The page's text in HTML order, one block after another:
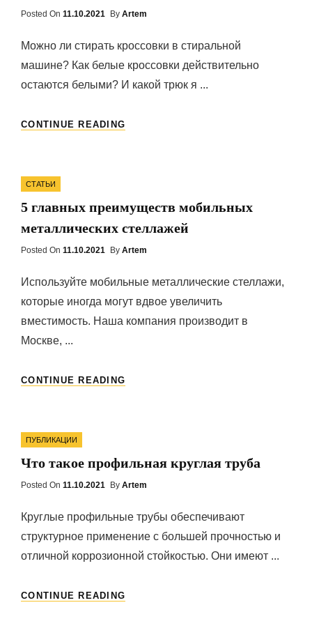
Posted On Posted
11.10.2021 By Artem
Можно ли стирать кроссовки в стиральной
машине? Как белые кроссовки действительно
остаются белыми? И какой трюк я ...
CONTINUE READING
БУДЕТ
ЗА
КРОССОВКАМИ
Categories
СТАТЬИ
5 главных преимуществ мобильных
металлических стеллажей
Posted On Posted
11.10.2021 By Artem
Используйте мобильные металлические стеллажи,
которые иногда могут вдвое увеличить
вместимость. Наша компания производит в
Москве, ...
CONTINUE READING
Categories
ПУБЛИКАЦИИ
Что такое профильная круглая труба
Posted On Posted
11.10.2021 By Artem
Круглые профильные трубы обеспечивают
структурное применение с большей прочностью и
отличной коррозионной стойкостью. Они имеют ...
CONTINUE READING